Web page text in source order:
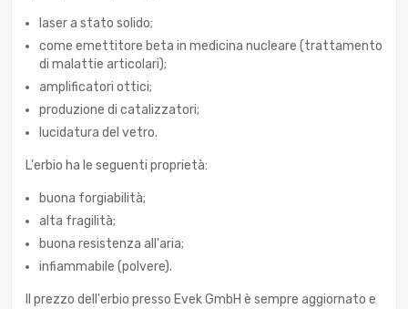
laser a stato solido;
come emettitore beta in medicina nucleare (trattamento
di malattie articolari);
amplificatori ottici;
produzione di catalizzatori;
lucidatura del vetro.
L'erbio ha le seguenti proprietà:
buona forgiabilità;
alta fragilità;
buona resistenza all'aria;
infiammabile (polvere).
Il prezzo dell'erbio presso Evek GmbH è sempre aggiornato e